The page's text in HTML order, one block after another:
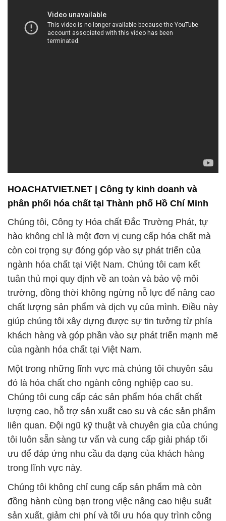
HOACHATVIET.NET | Công ty kinh doanh và
phân phối hóa chất tại Thành phố Hồ Chí Minh
Chúng tôi, Công ty Hóa chất Đắc Trường Phát, tự
hào không chỉ là một đơn vị cung cấp hóa chất mà
còn coi trọng sự đóng góp vào sự phát triển của
ngành hóa chất tại Việt Nam. Chúng tôi cam kết
tuân thủ mọi quy định về an toàn và bảo vệ môi
trường, đồng thời không ngừng nỗ lực để nâng cao
chất lượng sản phẩm và dịch vụ của mình. Điều này
giúp chúng tôi xây dựng được sự tin tưởng từ phía
khách hàng và góp phần vào sự phát triển mạnh mẽ
của ngành hóa chất tại Việt Nam.
Một trong những lĩnh vực mà chúng tôi chuyên sâu
đó là hóa chất cho ngành công nghiệp cao su.
Chúng tôi cung cấp các sản phẩm hóa chất chất
lượng cao, hỗ trợ sản xuất cao su và các sản phẩm
liên quan. Đội ngũ kỹ thuật và chuyên gia của chúng
tôi luôn sẵn sàng tư vấn và cung cấp giải pháp tối
ưu để đáp ứng nhu cầu đa dạng của khách hàng
trong lĩnh vực này.
Chúng tôi không chỉ cung cấp sản phẩm mà còn
đồng hành cùng bạn trong việc nâng cao hiệu suất
sản xuất, giảm chi phí và tối ưu hóa quy trình công